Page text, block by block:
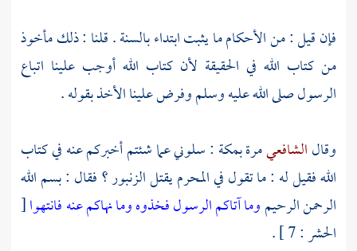
فإن قيل : من الأحكام ما يثبت ابتداء بالسنة . قلنا : ذلك مأخوذ
من كتاب الله في الحقيقة لأن كتاب الله أوجب علينا اتباع
الرسول صلى الله عليه وسلم وفرض علينا الأخذ بقوله .
وقالالشافعيمرةبمكة : سلوني عما شئتم أخبركم عنه في كتاب
الله فقيل له : ما تقول في المحرم يقتل الزنبور ؟ فقال : بسم الله
الرحمن الرحيموما آتاكم الرسول فخذوه وما نهاكم عنه فانتهوا[
الحشر : 7 ] .